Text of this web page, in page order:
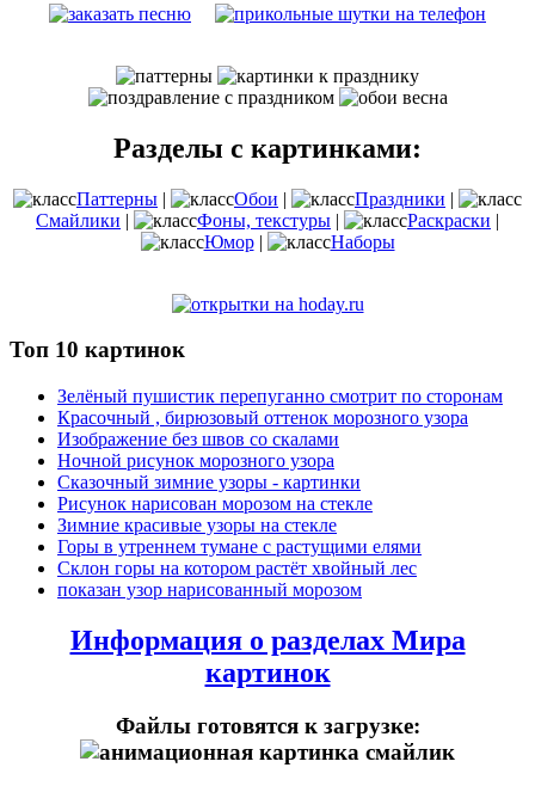
Разделы с картинками:
Паттерны | Обои | Праздники |
Смайлики | Фоны, текстуры | Раскраски |
Юмор| Наборы
Топ 10 картинок
Зелёный пушистик перепуганно смотрит по сторонам
Красочный , бирюзовый оттенок морозного узора
Изображение без швов со скалами
Ночной рисунок морозного узора
Сказочный зимние узоры - картинки
Рисунок нарисован морозом на стекле
Зимние красивые узоры на стекле
Горы в утреннем тумане с растущими елями
Склон горы на котором растёт хвойный лес
показан узор нарисованный морозом
Информация о разделах Мира
картинок
Файлы готовятся к загрузке: